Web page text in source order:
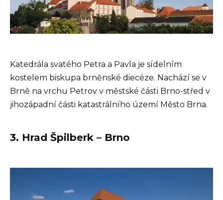
Katedrála svatého Petra a Pavla je sídelním
kostelem biskupa brněnské diecéze. Nachází se v
Brně na vrchu Petrov v městské části Brno-střed v
jihozápadní části katastrálního území Město Brna.
3. Hrad Špilberk – Brno